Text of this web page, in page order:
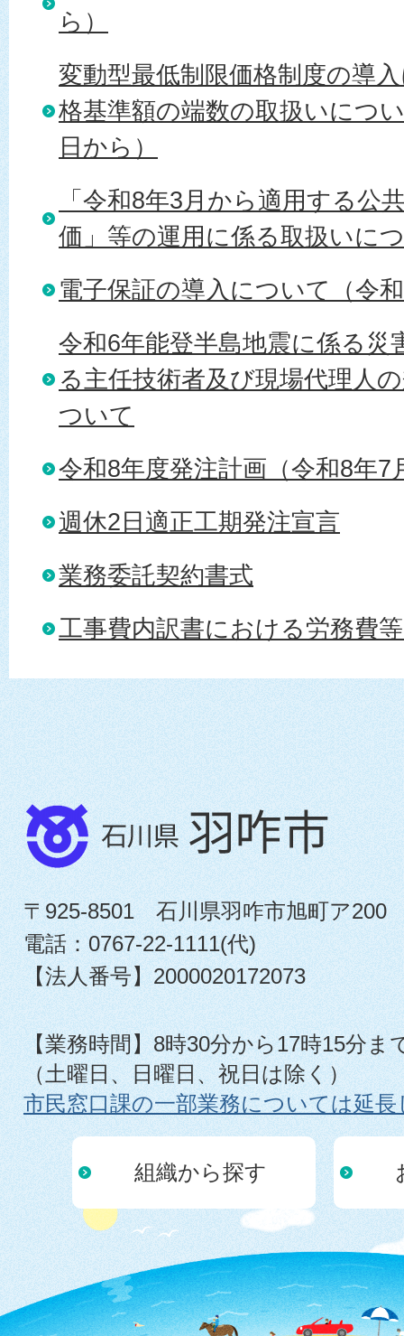
ら）
変動型最低制限価格制度の導
格基準額の端数の取扱いにつ
日から）
「令和8年3月から適用する公
価」等の運用に係る取扱いに
電子保証の導入について（令
令和6年能登半島地震に係る災
る主任技術者及び現場代理人
ついて
令和8年度発注計画（令和8年7
週休2日適正工期発注宣言
業務委託契約書式
工事費内訳書における労務費
〒925-8501 石川県羽咋市旭町ア200
電話：0767-22-1111(代)
【法人番号】2000020172073
【業務時間】8時30分から17時15分ま
（土曜日、日曜日、祝日は除く）
市民窓口課の一部業務については延
組織から探す